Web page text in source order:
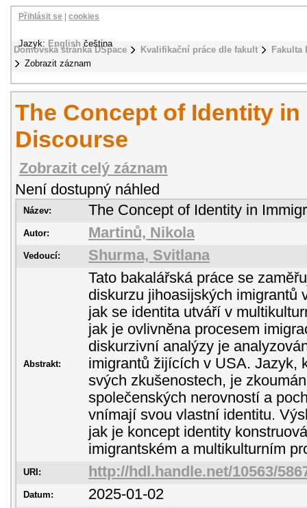
Domovská stránka DSpace Kvalifikační práce dle fakult
Zobrazit záznam
Přihlásit se cookies
Jazyk: English čeština
The Concept of Identity
Discourse
Zobrazit celý záznam
Není dostupný náhled
Název: The Concept of Identity in
Autor: Martinů, Nikola
Vedoucí: Shurma, Svitlana
Abstrakt:
Tato bakalářská práce se
diskurzu jihoasijských imigrantů
jak se identita utváří v
jak je ovlivněna procesem
diskurzivní analýzy je
imigrantů žijících v USA. Jazyk,
svých zkušenostech, je
společenských nerovností a
vnímají svou vlastní identitu.
jak je koncept identity
imigrantském a multikulturním
URI: http://hdl.handle.net/10563/
Datum: 2025-01-02